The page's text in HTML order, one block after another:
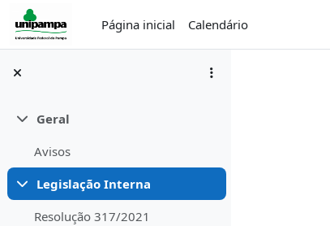
Ir para o conteúdo principal
Página inicial
Calendário
Contrair
Geral
Avisos
Contrair
Legislação Interna
Resolução 317/2021